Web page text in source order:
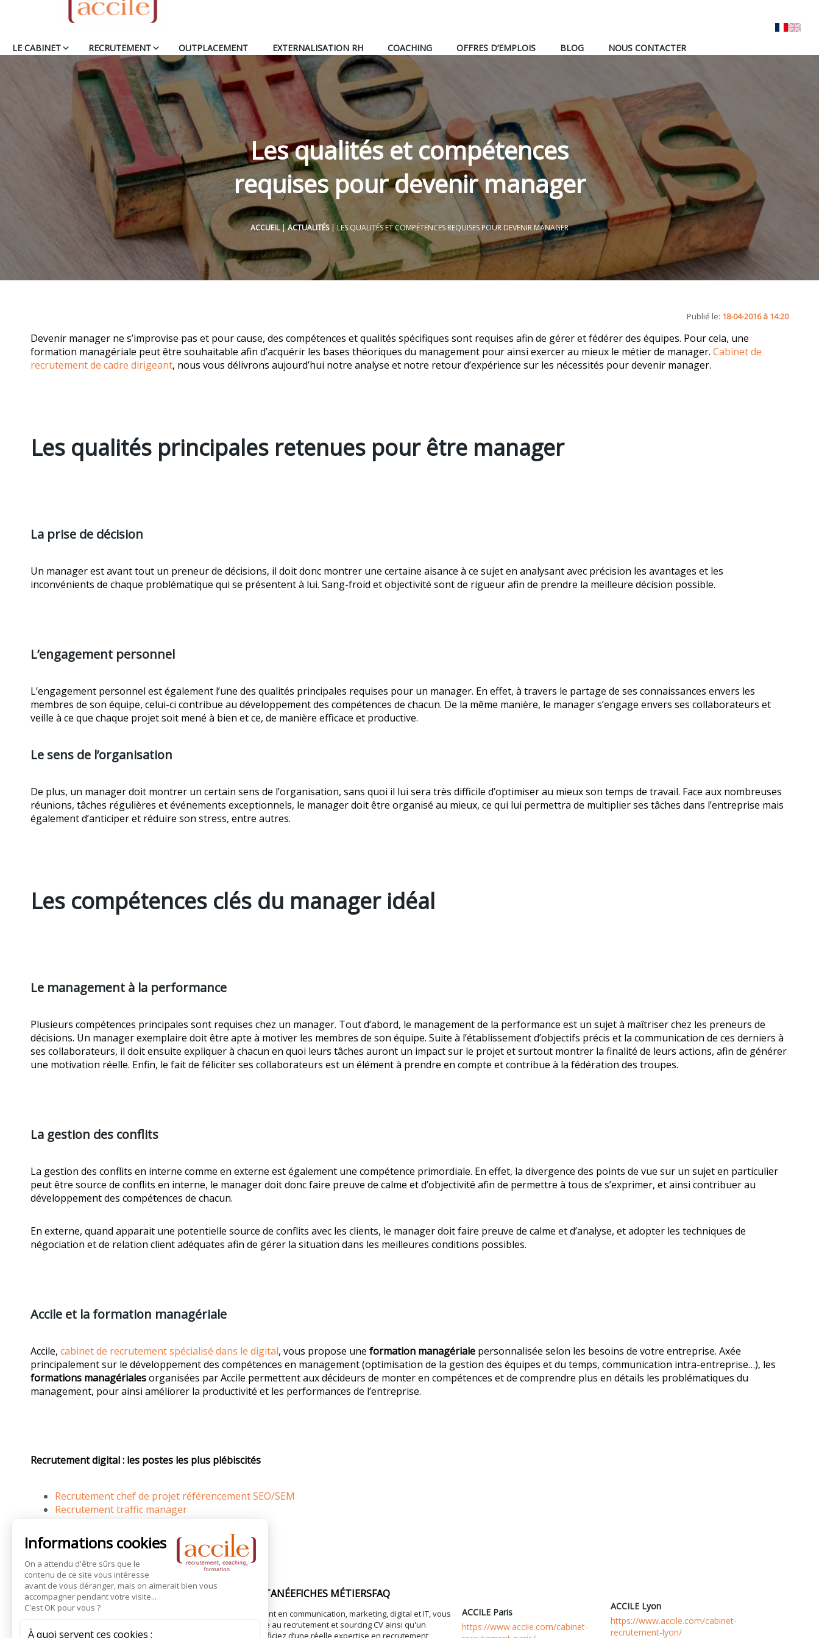
LE CABINET RECRUTEMENT OUTPLACEMENT EXTERNALISATION RH COACHING OFFRES D’EMPLOIS BLOG NOUS CONTACTER
Les qualités et compétences
requises pour devenir manager
ACCUEIL|ACTUALITÉS| LES QUALITÉS ET COMPÉTENCES REQUISES POUR DEVENIR MANAGER
Publié le: 18-04-2016 à 14:20
Devenir manager ne s’improvise pas et pour cause, des compétences et qualités spécifiques sont requises afin de gérer et fédérer des équipes. Pour cela, une
formation managériale peut être souhaitable afin d’acquérir les bases théoriques du management pour ainsi exercer au mieux le métier de manager. Cabinet de
recrutement de cadre dirigeant, nous vous délivrons aujourd’hui notre analyse et notre retour d’expérience sur les nécessités pour devenir manager.
Les qualités principales retenues pour être manager
La prise de décision
Un manager est avant tout un preneur de décisions, il doit donc montrer une certaine aisance à ce sujet en analysant avec précision les avantages et les
inconvénients de chaque problématique qui se présentent à lui. Sang-froid et objectivité sont de rigueur afin de prendre la meilleure décision possible.
L’engagement personnel
L’engagement personnel est également l’une des qualités principales requises pour un manager. En effet, à travers le partage de ses connaissances envers les
membres de son équipe, celui-ci contribue au développement des compétences de chacun. De la même manière, le manager s’engage envers ses collaborateurs et
veille à ce que chaque projet soit mené à bien et ce, de manière efficace et productive.
Le sens de l’organisation
De plus, un manager doit montrer un certain sens de l’organisation, sans quoi il lui sera très difficile d’optimiser au mieux son temps de travail. Face aux nombreuses
réunions, tâches régulières et événements exceptionnels, le manager doit être organisé au mieux, ce qui lui permettra de multiplier ses tâches dans l’entreprise mais
également d’anticiper et réduire son stress, entre autres.
Les compétences clés du manager idéal
Le management à la performance
Plusieurs compétences principales sont requises chez un manager. Tout d’abord, le management de la performance est un sujet à maîtriser chez les preneurs de
décisions. Un manager exemplaire doit être apte à motiver les membres de son équipe. Suite à l’établissement d’objectifs précis et la communication de ces derniers à
ses collaborateurs, il doit ensuite expliquer à chacun en quoi leurs tâches auront un impact sur le projet et surtout montrer la finalité de leurs actions, afin de générer
une motivation réelle. Enfin, le fait de féliciter ses collaborateurs est un élément à prendre en compte et contribue à la fédération des troupes.
La gestion des conflits
La gestion des conflits en interne comme en externe est également une compétence primordiale. En effet, la divergence des points de vue sur un sujet en particulier
peut être source de conflits en interne, le manager doit donc faire preuve de calme et d’objectivité afin de permettre à tous de s’exprimer, et ainsi contribuer au
développement des compétences de chacun.
En externe, quand apparait une potentielle source de conflits avec les clients, le manager doit faire preuve de calme et d’analyse, et adopter les techniques de
négociation et de relation client adéquates afin de gérer la situation dans les meilleures conditions possibles.
Accile et la formation managériale
Accile, cabinet de recrutement spécialisé dans le digital, vous propose une formation managériale personnalisée selon les besoins de votre entreprise. Axée
principalement sur le développement des compétences en management (optimisation de la gestion des équipes et du temps, communication intra-entreprise…), les
formations managérialesorganisées par Accile permettent aux décideurs de monter en compétences et de comprendre plus en détails les problématiques du
management, pour ainsi améliorer la productivité et les performances de l’entreprise.
Recrutement digital : les postes les plus plébiscités
Recrutement chef de projet référencement SEO/SEM
Recrutement traffic manager
Suivez-nous
CANDIDATURE SPONTANÉEFICHES MÉTIERSFAQ
Accile, cabinet de recrutement en communication, marketing, digital et IT, vous
propose des services d’aide au recrutement et sourcing CV ainsi qu'un
accompagnement RH. Bénéficiez d’une réelle expertise en recrutement
ACCILE Paris
https://www.accile.com/cabinet-
ACCILE Lyon
https://www.accile.com/cabinet-
recrutement-lyon/